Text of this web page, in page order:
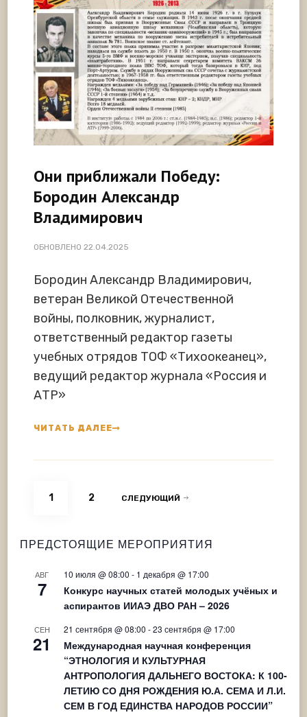
Они приближали Победу:
Бородин Александр
Владимирович
ОБНОВЛЕНО 22.04.2025
Бородин Александр Владимирович,
ветеран Великой Отечественной
войны, полковник, журналист,
ответственный редактор газеты
учебных отрядов ТОФ «Тихоокеанец»,
ведущий редактор журнала «Россия и
АТР»
ЧИТАТЬ ДАЛЕЕ
Навигация
записям
СТРАНИЦА
1 СТРАНИЦА
2 СЛЕДУЮЩИЙ
ПРЕДСТОЯЩИЕ МЕРОПРИЯТИЯ
АВГ
7
10 июля @ 08:00 - 1 декабря @ 17:00
Конкурс научных статей молодых учёных и
аспирантов ИИАЭ ДВО РАН – 2026
СЕН
21
21 сентября @ 08:00 -23 сентября @ 17:00
Международная научная конференция
“ЭТНОЛОГИЯ И КУЛЬТУРНАЯ
АНТРОПОЛОГИЯ ДАЛЬНЕГО ВОСТОКА: К 100-
ЛЕТИЮ СО ДНЯ РОЖДЕНИЯ Ю.А. СЕМА И Л.И.
СЕМ В ГОД ЕДИНСТВА НАРОДОВ РОССИИ”